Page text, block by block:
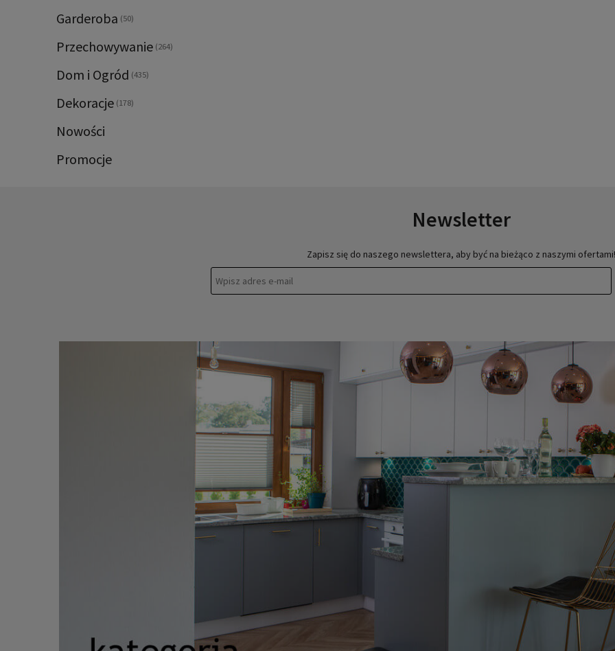
Garderoba (50)
Przechowywanie (264)
Dom i Ogród (435)
Dekoracje (178)
Nowości
Promocje
Newsletter
Zapisz się do naszego newslettera, aby być na bieżąco z naszymi ofertami!